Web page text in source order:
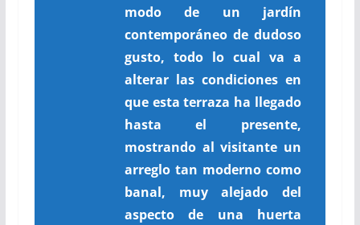
modo de un jardín
contemporáneo de dudoso
gusto, todo lo cual va a
alterar las condiciones en
que esta terraza ha llegado
hasta el presente,
mostrando al visitante un
arreglo tan moderno como
banal, muy alejado del
aspecto de una huerta